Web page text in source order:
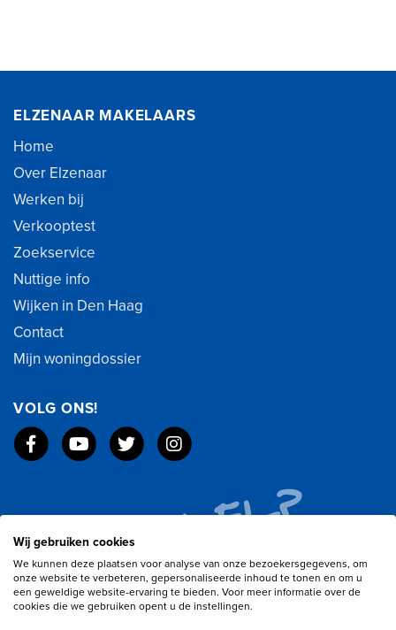
ELZENAAR MAKELAARS
Home
Over Elzenaar
Werken bij
Verkooptest
Zoekservice
Nuttige info
Wijken in Den Haag
Contact
Mijn woningdossier
VOLG ONS!
Wij gebruiken cookies
We kunnen deze plaatsen voor analyse van onze bezoekersgegevens, om
onze website te verbeteren, gepersonaliseerde inhoud te tonen en om u
een geweldige website-ervaring te bieden. Voor meer informatie over de
cookies die we gebruiken opent u de instellingen.